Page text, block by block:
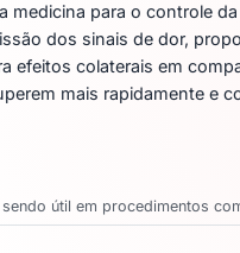
para o controle
dos sinais de dor,
colaterais em
mais rapidamente e
útil em procedimentos